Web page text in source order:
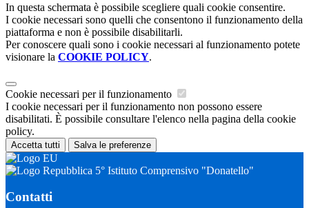
In questa schermata è possibile scegliere quali cookie consentire.
I cookie necessari sono quelli che consentono il funzionamento della
piattaforma e non è possibile disabilitarli.
Per conoscere quali sono i cookie necessari al funzionamento potete
visionare la COOKIE POLICY.
Cookie necessari per il funzionamento
I cookie necessari per il funzionamento non possono essere
disabilitati. È possibile consultare l'elenco nella pagina della cookie
policy.
Accetta tutti Salva le preferenze
5° Istituto Comprensivo "Donatello"
Contatti